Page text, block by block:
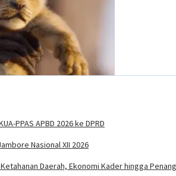
PPAS APBD 2026 ke DPRD
Nasional XII 2026
Daerah, Ekonomi Kader hingga